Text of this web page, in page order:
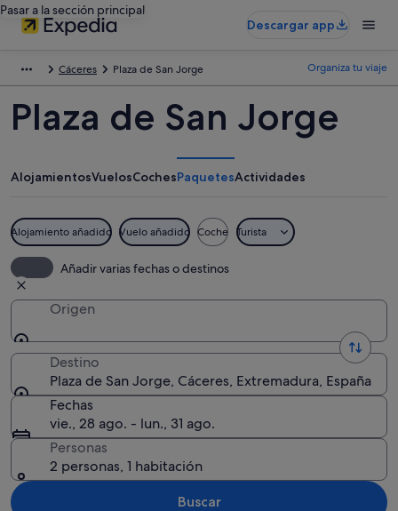
Pasar a la sección principal
Descargar app
Cáceres Plaza de San Jorge Organiza tu viaje
Plaza de San Jorge
AlojamientosVuelosCochesPaquetesActividades
Alojamiento añadido Vuelo añadido Coche Turista
Añadir varias fechas o destinos
Origen
Destino
Plaza de San Jorge, Cáceres, Extremadura, España
Fechas
vie., 28 ago. - lun., 31 ago.
Personas
2 personas, 1 habitación
Buscar